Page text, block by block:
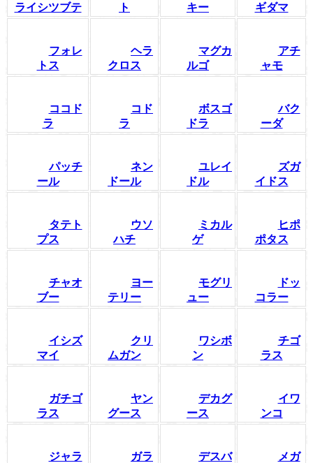
ライシツブテ
ト
キー
ギダマ
フォレ
トス
ヘラ
クロス
マグカ
ルゴ
アチ
ャモ
ココド
ラ
コド
ラ
ボスゴ
ドラ
バク
ーダ
パッチ
ール
ネン
ドール
ユレイ
ドル
ズガ
イドス
タテト
プス
ウソ
ハチ
ミカル
ゲ
ヒポ
ポタス
チャオ
ブー
ヨー
テリー
モグリ
ュー
ドッ
コラー
イシズ
マイ
クリ
ムガン
ワシボ
ン
チゴ
ラス
ガチゴ
ラス
ヤン
グース
デカグ
ース
イワ
ンコ
ジャラ ガラ デスバ メガ